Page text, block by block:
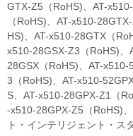
GTX-Z5（RoHS)、AT-
（RoHS)、AT-x510-
HS)、AT-x510-28GTX（
x510-28GSX-Z3（RoHS)、
28GSX（RoHS)、AT-
3（RoHS)、AT-x510-
S、AT-x510-28GPX-Z1（
-x510-28GPX-Z5（RoHS)
ト・インテリジェント・ス